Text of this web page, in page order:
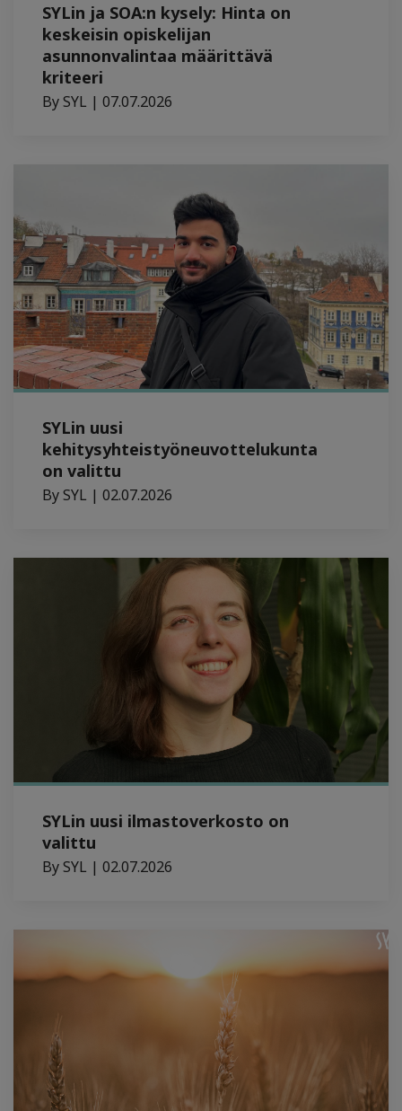
SYLin ja SOA:n kysely: Hinta on
keskeisin opiskelijan
asunnonvalintaa määrittävä
kriteeri
By SYL | 07.07.2026
SYLin uusi
kehitysyhteistyöneuvottelukunta
on valittu
By SYL | 02.07.2026
SYLin uusi ilmastoverkosto on
valittu
By SYL | 02.07.2026